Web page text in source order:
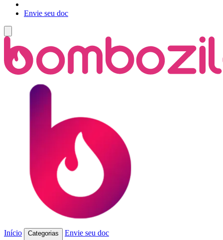
Envie seu doc
Início Categorias Envie seu doc